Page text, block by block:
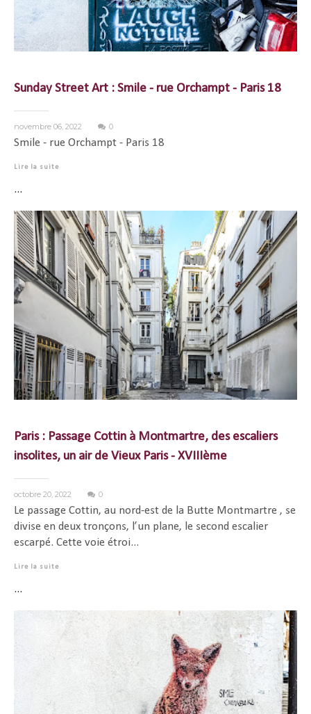
Sunday Street Art : Smile - rue Orchampt - Paris 18
novembre 06, 2022 0
Smile - rue Orchampt - Paris 18
Lire la suite
...
Paris : Passage Cottin à Montmartre, des escaliers
insolites, un air de Vieux Paris - XVIIIème
octobre 20, 2022 0
Le passage Cottin, au nord-est de la Butte Montmartre , se
divise en deux tronçons, l’un plane, le second escalier
escarpé. Cette voie étroi...
Lire la suite
...